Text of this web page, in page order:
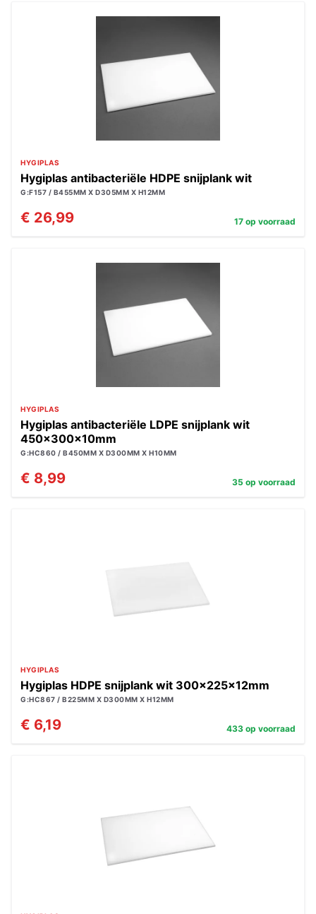
HYGIPLAS
Hygiplas antibacteriële HDPE snijplank wit
G:F157 / B455MM X D305MM X H12MM
€ 26,99 17 op voorraad
HYGIPLAS
Hygiplas antibacteriële LDPE snijplank wit
450x300x10mm
G:HC860 / B450MM X D300MM X H10MM
€ 8,99 35 op voorraad
HYGIPLAS
Hygiplas HDPE snijplank wit 300x225x12mm
G:HC867 / B225MM X D300MM X H12MM
€ 6,19 433 op voorraad